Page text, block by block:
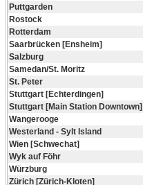
Puttgarden
Rostock
Rotterdam
Saarbrücken [Ensheim]
Salzburg
Samedan/St. Moritz
St. Peter
Stuttgart [Echterdingen]
Stuttgart [Main Station Downtown]
Wangerooge
Westerland - Sylt Island
Wien [Schwechat]
Wyk auf Föhr
Würzburg
Zürich [Zürich-Kloten]